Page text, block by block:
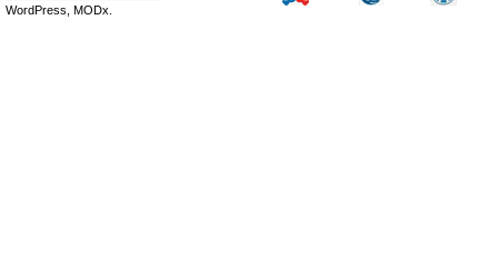
WordPress, MODx.